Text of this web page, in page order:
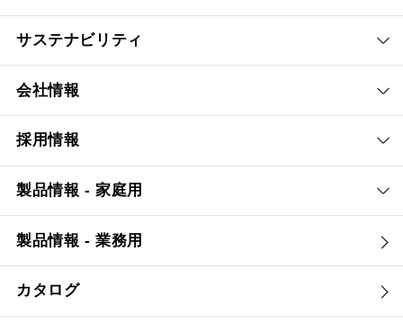
サステナビリティ
会社情報
採用情報
製品情報 - 家庭用
製品情報 - 業務用
カタログ